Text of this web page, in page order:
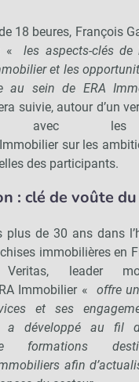
18 beures, François
«
les aspects-clés
et les
au sein de ERA
suivie, autour d’un
avec les
Immobilier sur les
des participants.
: clé de voûte
plus de 30 ans dans
immobilières en
leader
Immobilier « offre
et ses
a développé au fil
formations
afin